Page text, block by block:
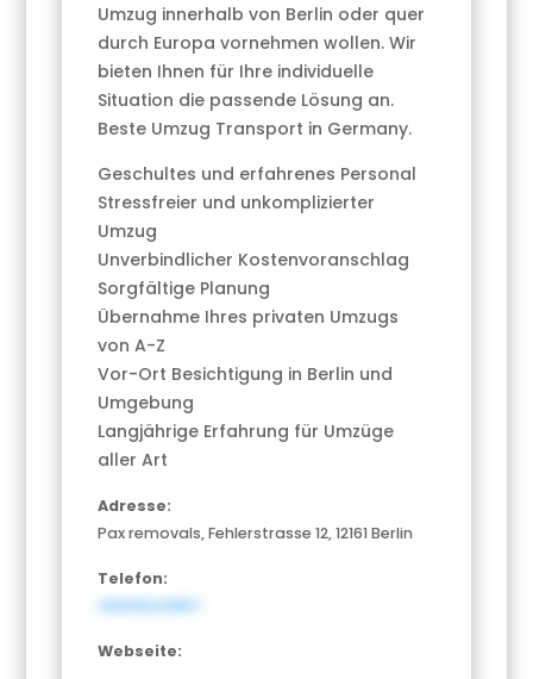
Umzug innerhalb von Berlin oder quer
durch Europa vornehmen wollen. Wir
bieten Ihnen für Ihre individuelle
Situation die passende Lösung an.
Beste Umzug Transport in Germany.
Geschultes und erfahrenes Personal
Stressfreier und unkomplizierter
Umzug
Unverbindlicher Kostenvoranschlag
Sorgfältige Planung
Übernahme Ihres privaten Umzugs
von A-Z
Vor-Ort Besichtigung in Berlin und
Umgebung
Langjährige Erfahrung für Umzüge
aller Art
Adresse:
Pax removals, Fehlerstrasse 12, 12161 Berlin
Telefon:
493092141857
Webseite: